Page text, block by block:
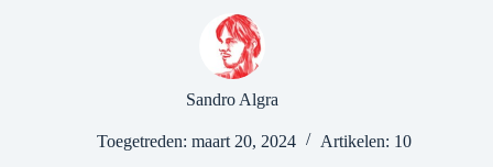
Sandro Algra
Toegetreden: maart 20, 2024 Artikelen: 10